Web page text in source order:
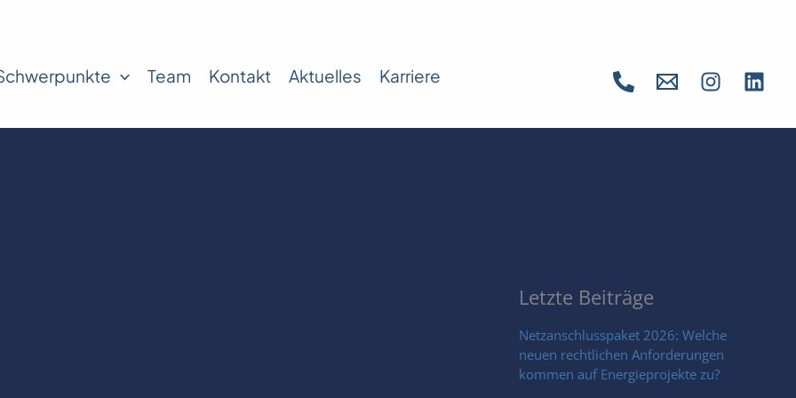
Team Kontakt Aktuelles Karriere
Letzte Beiträge
Netzanschlusspaket 2026: Welche
neuen rechtlichen Anforderungen
kommen auf Energieprojekte zu?